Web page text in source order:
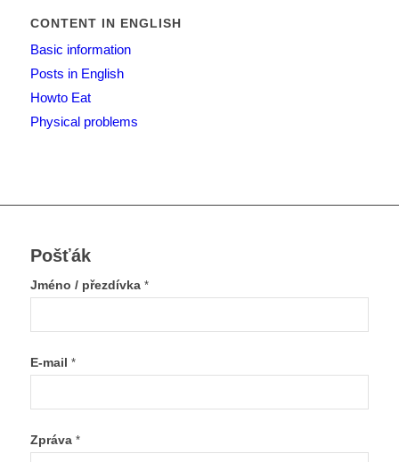
CONTENT IN ENGLISH
Basic information
Posts in English
Howto Eat
Physical problems
Pošťák
Jméno / přezdívka *
E-mail *
Zpráva *